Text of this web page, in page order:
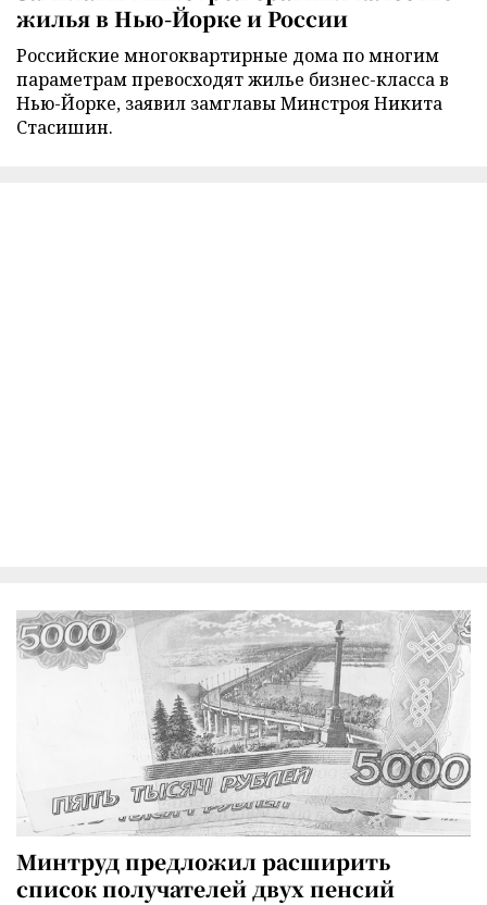
жилья в Нью-Йорке и России
Российские многоквартирные дома по многим
параметрам превосходят жилье бизнес-класса в
Нью-Йорке, заявил замглавы Минстроя Никита
Стасишин.
Минтруд предложил расширить
список получателей двух пенсий